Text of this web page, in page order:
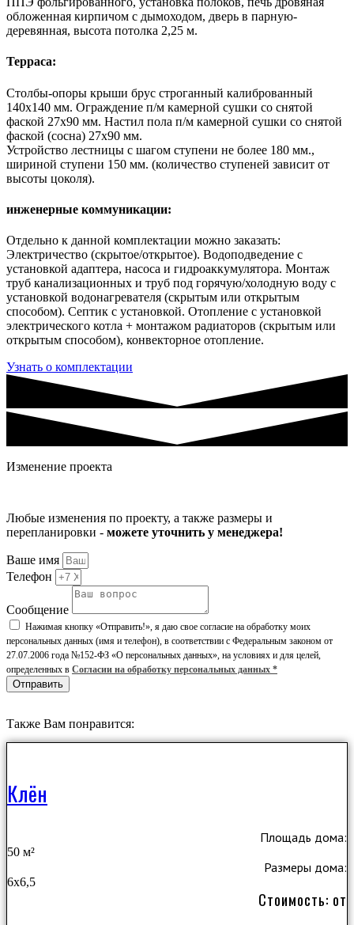
обложенная кирпичом с дымоходом, дверь в парную-
деревянная, высота потолка 2,25 м.
Терраса:
Столбы-опоры крыши брус строганный калиброванный
140х140 мм. Ограждение п/м камерной сушки со снятой
фаской 27х90 мм. Настил пола п/м камерной сушки со снятой
фаской (сосна) 27х90 мм.
Устройство лестницы с шагом ступени не более 180 мм.,
шириной ступени 150 мм. (количество ступеней зависит от
высоты цоколя).
инженерные коммуникации:
Отдельно к данной комплектации можно заказать:
Электричество (скрытое/открытое). Водоподведение с
установкой адаптера, насоса и гидроаккумулятора. Монтаж
труб канализационных и труб под горячую/холодную воду с
установкой водонагревателя (скрытым или открытым
способом). Септик с установкой. Отопление с установкой
электрического котла + монтажом радиаторов (скрытым или
открытым способом), конвекторное отопление.
Узнать о комплектации
Изменение проекта
Любые изменения по проекту, а также размеры и
перепланировки - можете уточнить у менеджера!
Ваше имя
Телефон
Сообщение
Нажимая кнопку «Отправить!», я даю свое согласие на обработку моих
персональных данных (имя и телефон), в соответствии с Федеральным законом от
27.07.2006 года №152-ФЗ «О персональных данных», на условиях и для целей,
определенных в Согласии на обработку персональных данных *
Отправить
Также Вам понравится:
Клён
Площадь дома:
50 м²
Размеры дома:
6х6,5
Стоимость: от